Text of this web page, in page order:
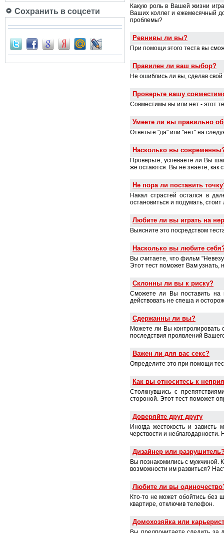
Сохранить в соцсети
Какую роль в Вашей жизни
Ваших коллег и ежемесячный
проблемы?
Ревнивы ли вы?
При помощи этого теста вы
Правилен ли ваш выбор?
Не ошиблись ли вы, сделав
Проверьте вашу
Совместимы вы или нет - этот
Умеете ли вы правильно
Ответьте "да" или "нет" на
Насколько вы
Проверьте, успеваете ли Вы
же остаются. Вы не знаете, как
Не пора ли поставить
Накал страстей остался в
остановиться и подумать,
Любите ли вы играть на
Выясните это посредством
Насколько вы любите
Вы считаете, что фильм
Этот тест поможет Вам узнать,
Склонны ли вы к риску?
Сможете ли Вы поставить на
действовать не спеша и
Сдержанны ли вы?
Можете ли Вы контролировать
последствия проявлений
Важен ли для вас секс?
Определите это при помощи
Как вы относитесь к
Столкнувшись с
стороной. Этот тест поможет
Доверяйте друг другу
Иногда жестокость и
черствости и
Дизайнер или
Вы познакомились с мужчиной.
возможности им развиться?
Любите ли вы
Кто-то не может обойтись без
квартире, отключив телефон.
Домохозяйка или